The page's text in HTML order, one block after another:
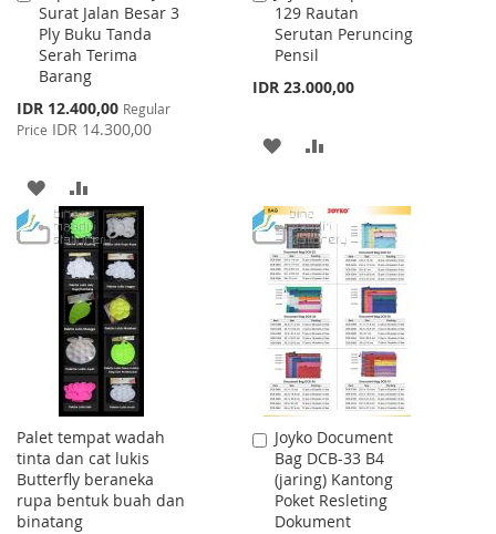
Surat Jalan Besar 3
Ply Buku Tanda
Serah Terima
Barang
Special
Price
IDR 12.400,00 Regular
Price IDR 14.300,00
to
Cart
ADD
TO
WISH
LIST
TO
COMPARE
129 Rautan
Serutan Peruncing
Pensil
IDR 23.000,00
to
Cart
ADD
WISH
LIST
COMPARE
Palet tempat wadah
tinta dan cat lukis
Butterfly beraneka
rupa bentuk buah dan
binatang
Joyko Document
Bag DCB-33 B4
(jaring) Kantong
Poket Resleting
Dokument
Add
to
Cart